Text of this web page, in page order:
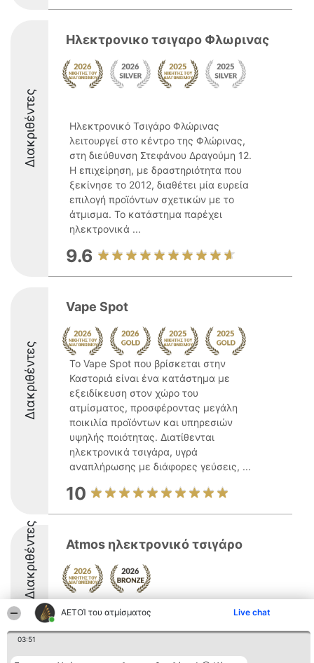
ΑΕΤΟΊ του ατμίσματος Live chat
03:51
Διακριθέντες
Ηλεκτρονικο τσιγαρο Φλωρινας
Ηλεκτρονικό Τσιγάρο Φλώρινας
λειτουργεί στο κέντρο της Φλώρινας,
στη διεύθυνση Στεφάνου Δραγούμη 12.
Η επιχείρηση, με δραστηριότητα που
ξεκίνησε το 2012, διαθέτει μία ευρεία
επιλογή προϊόντων σχετικών με το
άτμισμα. Το κατάστημα παρέχει
ηλεκτρονικά ...
9.6
Διακριθέντες
Vape Spot
Το Vape Spot που βρίσκεται στην
Καστοριά είναι ένα κατάστημα με
εξειδίκευση στον χώρο του
ατμίσματος, προσφέροντας μεγάλη
ποικιλία προϊόντων και υπηρεσιών
υψηλής ποιότητας. Διατίθενται
ηλεκτρονικά τσιγάρα, υγρά
αναπλήρωσης με διάφορες γεύσεις, ...
10
Διακριθέντες Atmos ηλεκτρονικό τσιγάρο
9.4